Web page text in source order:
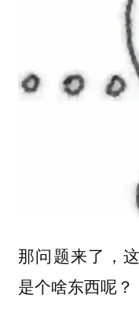
那问题来了，
是个啥东西呢？